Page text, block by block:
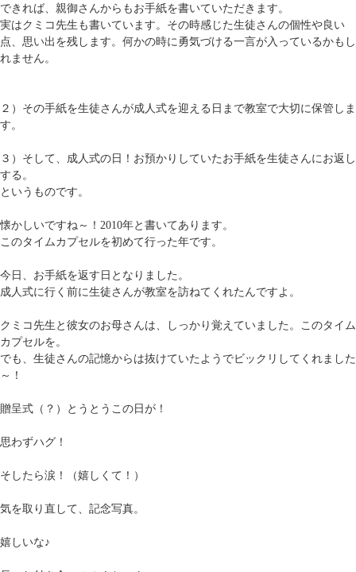
できれば、親御さんからもお手紙を書いていただきます。
実はクミコ先生も書いています。その時感じた生徒さんの個性や良い
点、思い出を残します。何かの時に勇気づける一言が入っているかもし
れません。
２）その手紙を生徒さんが成人式を迎える日まで教室で大切に保管しま
す。
３）そして、成人式の日！お預かりしていたお手紙を生徒さんにお返し
する。
というものです。
懐かしいですね～！2010年と書いてあります。
このタイムカプセルを初めて行った年です。
今日、お手紙を返す日となりました。
成人式に行く前に生徒さんが教室を訪ねてくれたんですよ。
クミコ先生と彼女のお母さんは、しっかり覚えていました。このタイム
カプセルを。
でも、生徒さんの記憶からは抜けていたようでビックリしてくれました
～！
贈呈式（？）とうとうこの日が！
思わずハグ！
そしたら涙！（嬉しくて！）
気を取り直して、記念写真。
嬉しいな♪